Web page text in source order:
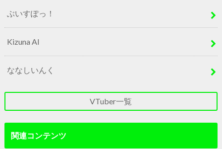
ぶいすぽっ！
Kizuna AI
ななしいんく
VTuber一覧
関連コンテンツ